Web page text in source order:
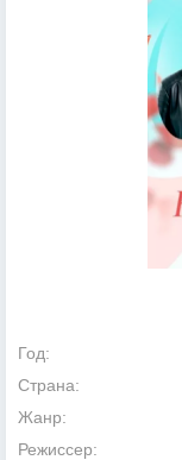
Год:
Страна:
Жанр:
Режиссер: